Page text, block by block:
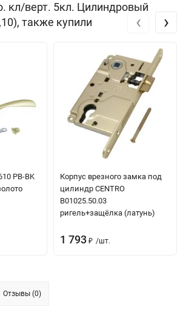
кл/верт. 5кл. Цилиндровый
также купили
PB-BK
Корпус врезного замка под
цилиндр CENTRO
B01025.50.03
ригель+защёлка (латунь)
1 793 ₽ /шт.
‹ ›
Отзывы (0)